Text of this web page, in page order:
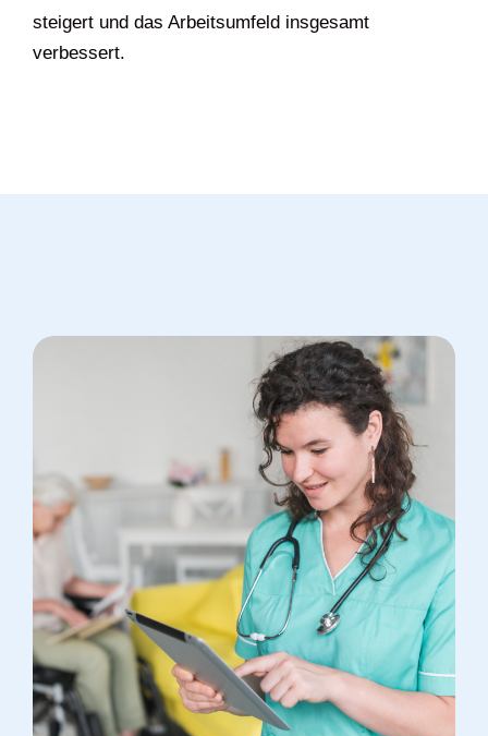
steigert und das Arbeitsumfeld insgesamt
verbessert.